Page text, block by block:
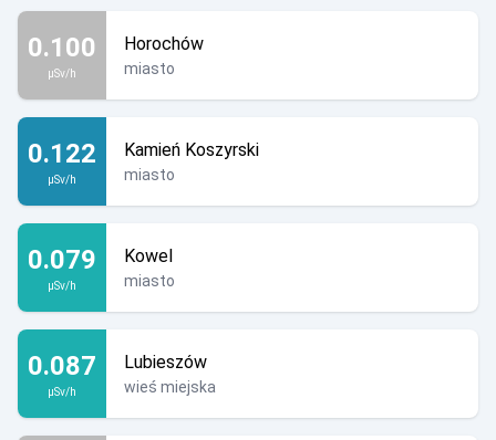
0.100
µSv/h
Horochów
miasto
0.122
µSv/h
Kamień Koszyrski
miasto
0.079
µSv/h
Kowel
miasto
0.087
µSv/h
Lubieszów
wieś miejska